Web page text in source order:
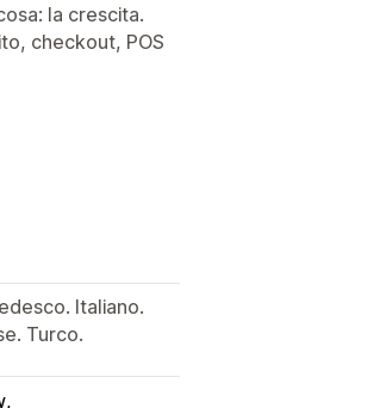
la crescita.
checkout, POS
Italiano.
Turco.